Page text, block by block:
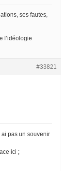
ses fautes,
l’idéologie
#33821
ai pas un souvenir
ici ;